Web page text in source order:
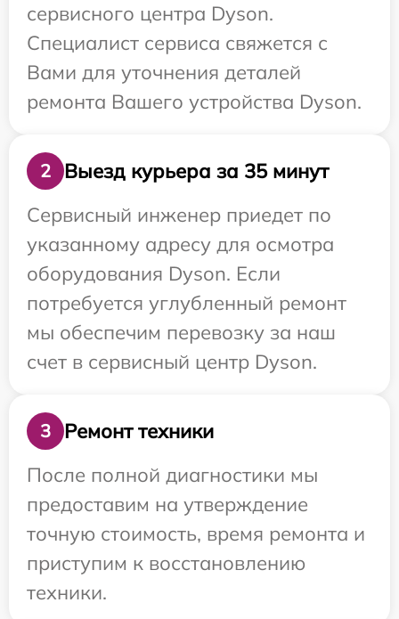
сервисного центра Dyson.
Специалист сервиса свяжется с
Вами для уточнения деталей
ремонта Вашего устройства Dyson.
2
Выезд курьера за 35 минут
Сервисный инженер приедет по
указанному адресу для осмотра
оборудования Dyson. Если
потребуется углубленный ремонт
мы обеспечим перевозку за наш
счет в сервисный центр Dyson.
3
Ремонт техники
После полной диагностики мы
предоставим на утверждение
точную стоимость, время ремонта и
приступим к восстановлению
техники.